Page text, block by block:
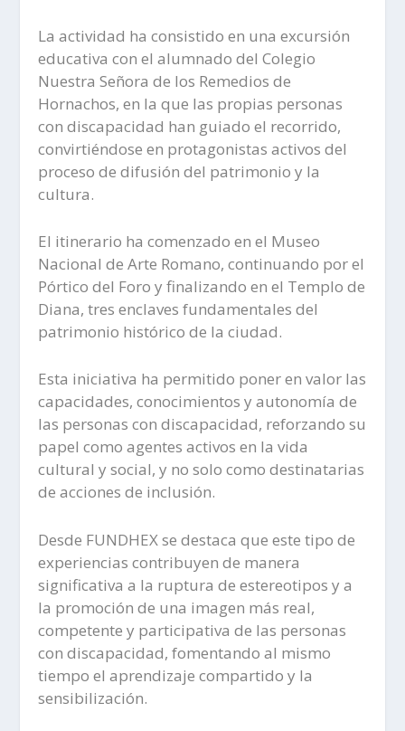
La actividad ha consistido en una excursión
educativa con el alumnado del Colegio
Nuestra Señora de los Remedios de
Hornachos, en la que las propias personas
con discapacidad han guiado el recorrido,
convirtiéndose en protagonistas activos del
proceso de difusión del patrimonio y la
cultura.
El itinerario ha comenzado en el Museo
Nacional de Arte Romano, continuando por el
Pórtico del Foro y finalizando en el Templo de
Diana, tres enclaves fundamentales del
patrimonio histórico de la ciudad.
Esta iniciativa ha permitido poner en valor las
capacidades, conocimientos y autonomía de
las personas con discapacidad, reforzando su
papel como agentes activos en la vida
cultural y social, y no solo como destinatarias
de acciones de inclusión.
Desde FUNDHEX se destaca que este tipo de
experiencias contribuyen de manera
significativa a la ruptura de estereotipos y a
la promoción de una imagen más real,
competente y participativa de las personas
con discapacidad, fomentando al mismo
tiempo el aprendizaje compartido y la
sensibilización.